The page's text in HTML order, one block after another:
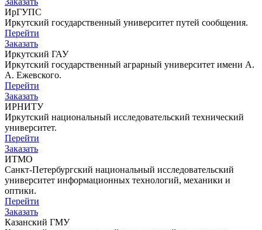
ИрГУПС
Иркутский государственный университет путей сообщения.
Перейти
Заказать
Иркутский ГАУ
Иркутский государственный аграрный университет имени А.
А. Ежевского.
Перейти
Заказать
ИРНИТУ
Иркутский национальный исследовательский технический
университет.
Перейти
Заказать
ИТМО
Санкт-Петербургский национальный исследовательский
университет информационных технологий, механики и
оптики.
Перейти
Заказать
Казанский ГМУ